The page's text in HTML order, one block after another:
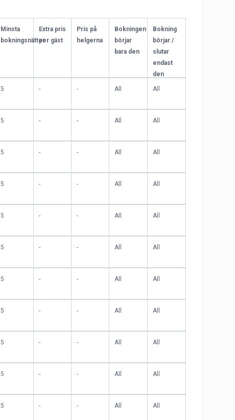
Minsta
bokningsnätter
Extra pris
per gäst
Pris på
helgerna
Bokningen
börjar
bara den
Bokning
börjar /
slutar
endast
den
5 - - All All
5 - - All All
5 - - All All
5 - - All All
5 - - All All
5 - - All All
5 - - All All
5 - - All All
5 - - All All
5 - - All All
5 - - All All